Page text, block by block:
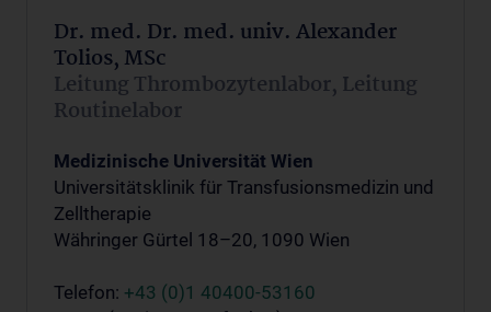
Dr. med. Dr. med. univ. Alexander
Tolios, MSc
Leitung Thrombozytenlabor, Leitung
Routinelabor
Medizinische Universität Wien
Universitätsklinik für Transfusionsmedizin und
Zelltherapie
Währinger Gürtel 18–20, 1090 Wien
Telefon: +43 (0)1 40400-53160